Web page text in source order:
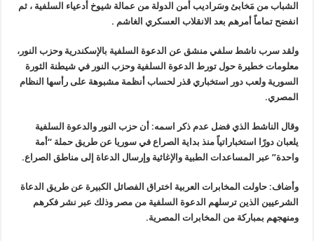
الشباب من مَخابئ وسَراديب أمن الدولة من عمالة شيوخ أدعياء السلفية ، ثم
انفضح تماماً أمرهم بعد الانقلاب العسكري الغاشم .
ولقد سرب ناشط سلفي منشق عن الدعوة السلفية بالإسكندرية وحزب النور،
معلومات خطيرة حول تورط الدعوة السلفية وحزب النور في شيطنة الثورة
السورية ولعب دور استخباري قذر لحساب أنظمة مشبوهة على رأسها النظام
المصري.
وقال الناشط الذي فضل عدم ذكر اسمه: أن حزب النور والدعوة السلفية
يلعبان دورًا استخباراتياً منذ بداية الصراع في سوريا عن طريق حملة “أمة
واحدة” عبر المساعدات الطبية والإغاثية وإرسال الدعاة إلى مناطق الصراع.
وأضاف: حاولت المخابرات العربية اختراق الفصائل الكبيرة عن طريق الدعاة
الشرعيين الذين ترسلهم الدعوة السلفية من مصر وذلك عبر نشر فكرهم
ومنهجهم بمباركة من المخابرات المصرية.